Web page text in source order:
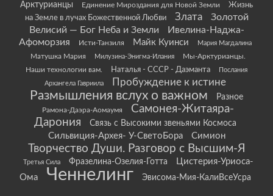
Арктурианцы
Единение Мироздания для Новой Земли
Жизнь
на Земле в лучах Божественной Любви
Злата
Золотой
Велисий — Бог Неба и Земли
Ивелина-Наджа-
Афоморзия
Исти-Танзиля Майк Куинси Мария Магдалина
Матушка Мария Милузина-Энигма-Илания
Мы-Арктурианцы.
Наши технологии вам.
Наталья - СССР - Даэманта
Послания
Архангела Гавриила
Пробуждение к истине
Размышления вслух о важном Разное
Рамона-Даэра-Аомаумя
Самонея-Житаяра-
Дарония
Связь с Высокими звеньями Космоса
Сильвиция-Архея- У-СветоБора Симион
Творчество Души. Разговор с Высшим-Я
Третья Сила Фразелина-Озелия-Готта
Цистерия-Уриоса-
Ома
Ченнелинг Эвисома-Мия-КалиВсеУсра